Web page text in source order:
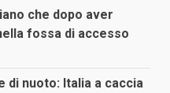
che dopo aver
fossa di accesso
di nuoto: Italia a caccia